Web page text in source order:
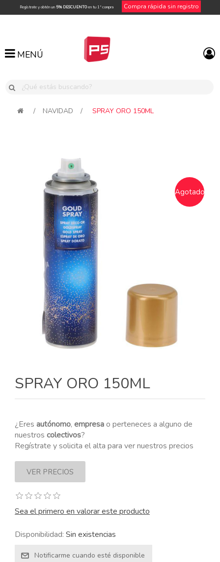
Regístrate y obtén un 5% DESCUENTOen tu 1ª compra Compra rápida sin registro
MENÚ
MENÚ
/ NAVIDAD / SPRAY ORO 150ML
Agotado
SPRAY ORO 150ML
¿Eres autónomo, empresao perteneces a alguno de
nuestros colectivos?
Regístrate y solicita el alta para ver nuestros precios
Sea el primero en valorar este producto
Disponibilidad: Sin existencias